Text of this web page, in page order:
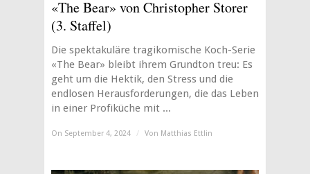
«The Bear» von Christopher Storer
(3. Staffel)
Die spektakuläre tragikomische Koch-Serie
«The Bear» bleibt ihrem Grundton treu: Es
geht um die Hektik, den Stress und die
endlosen Herausforderungen, die das Leben
in einer Profiküche mit ...
On September 4, 2024 / Von Matthias Ettlin